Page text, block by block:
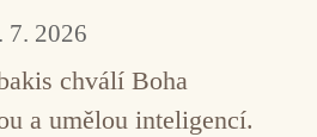
7. 2026
chválí Boha
a umělou inteligencí.